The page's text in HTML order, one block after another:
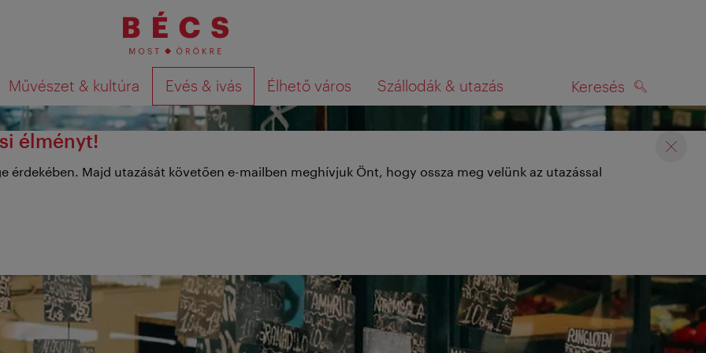
Művészet & kultúra Evés & ivás Élhető város Szállodák & utazás Keresés
Keresési találatok megjelenítése a térképen KERESÉS
élményt!
érdekében. Majd utazását követően e-mailben meghívjuk Önt, hogy ossza meg velünk az utazással